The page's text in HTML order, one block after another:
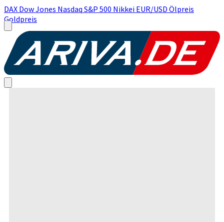
DAX Dow Jones Nasdaq S&P 500 Nikkei EUR/USD Ölpreis
Goldpreis